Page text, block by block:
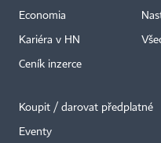
Economia
Kariéra v HN
Ceník inzerce
Koupit / darovat předplatné
Eventy